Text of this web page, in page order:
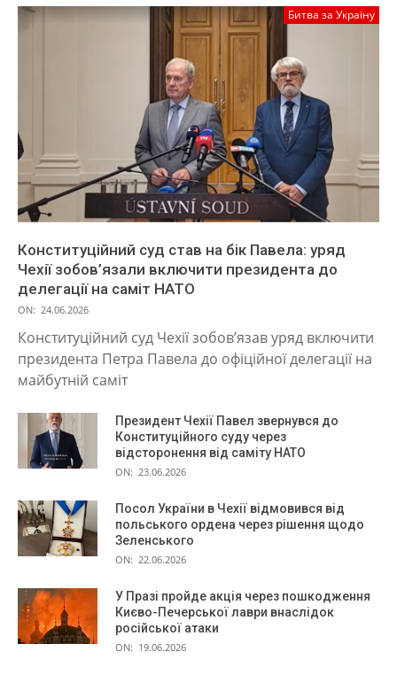
Битва за Україну
Конституційний суд став на бік Павела: уряд
Чехії зобов’язали включити президента до
делегації на саміт НАТО
ON: 24.06.2026
Конституційний суд Чехії зобов’язав уряд включити
президента Петра Павела до офіційної делегації на
майбутній саміт
Президент Чехії Павел звернувся до
Конституційного суду через
відсторонення від саміту НАТО
ON: 23.06.2026
Посол України в Чехії відмовився від
польського ордена через рішення щодо
Зеленського
ON: 22.06.2026
У Празі пройде акція через пошкодження
Києво-Печерської лаври внаслідок
російської атаки
ON: 19.06.2026